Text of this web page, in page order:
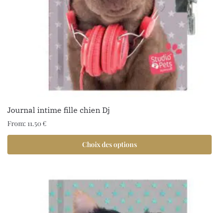
Journal intime fille chien Dj
From: 11.50€
Choix des options